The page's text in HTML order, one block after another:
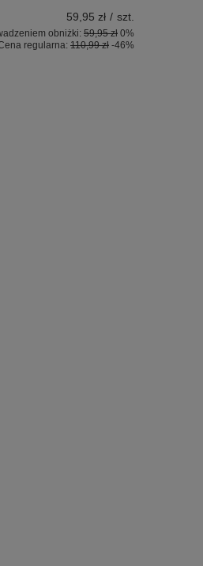
59,95 zł / szt.
obniżki: 59,95 zł 0%
regularna: 110,99 zł -46%